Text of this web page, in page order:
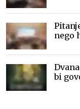
nego
bi